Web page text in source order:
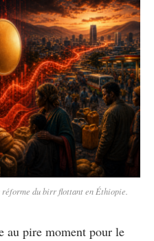
du birr flottant en Éthiopie.
au pire moment pour le